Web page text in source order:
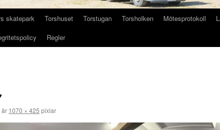
skatepark Torshuset Torstugan Torsholken Mötesprotokoll
Regler
är 1070 × 425 pixlar